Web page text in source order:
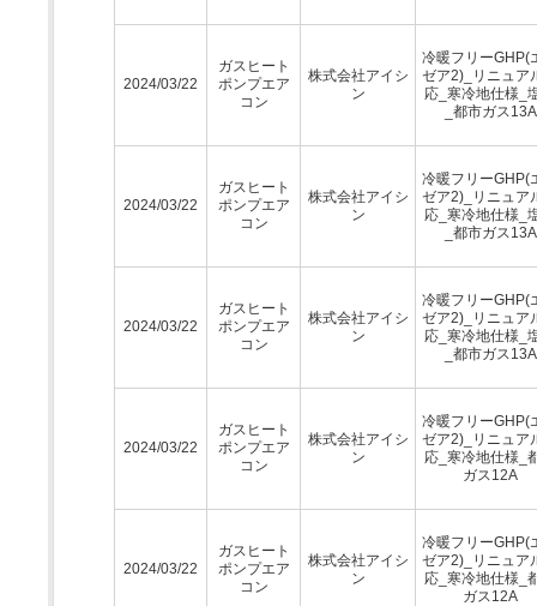
2024/03/22
ガスヒート
ポンプエア
コン
株式会社アイシ
ン
冷暖フリーGHP(
ゼア2)_リニュア
応_寒冷地仕様_
_都市ガス13A
2024/03/22
ガスヒート
ポンプエア
コン
株式会社アイシ
ン
冷暖フリーGHP(
ゼア2)_リニュア
応_寒冷地仕様_
_都市ガス13A
2024/03/22
ガスヒート
ポンプエア
コン
株式会社アイシ
ン
冷暖フリーGHP(
ゼア2)_リニュア
応_寒冷地仕様_
_都市ガス13A
2024/03/22
ガスヒート
ポンプエア
コン
株式会社アイシ
ン
冷暖フリーGHP(
ゼア2)_リニュア
応_寒冷地仕様_
ガス12A
2024/03/22
ガスヒート
ポンプエア
コン
株式会社アイシ
ン
冷暖フリーGHP(
ゼア2)_リニュア
応_寒冷地仕様_
ガス12A